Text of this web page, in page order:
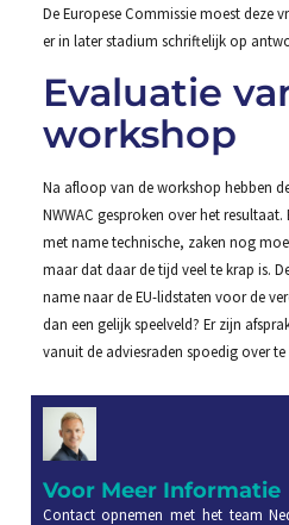
De Europese Commissie moest deze
er in later stadium schriftelijk op
Evaluatie
workshop
Na afloop van de workshop hebben
NWWAC gesproken over het
met name technische, zaken nog
maar dat daar de tijd veel te krap is.
name naar de EU-lidstaten voor de
dan een gelijk speelveld? Er zijn
vanuit de adviesraden spoedig over te
Voor Meer Informatie
Contact opnemen met het team